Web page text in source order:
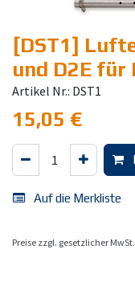
[DST1]
und D2E für
Artikel Nr.: DST1
15,05 €
Auf die Merkliste
Preise zzgl. gesetzlicher MwSt.